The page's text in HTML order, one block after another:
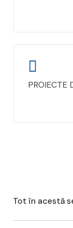
PROIECTE
Tot în acestă